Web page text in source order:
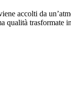
accolti da
trasformate